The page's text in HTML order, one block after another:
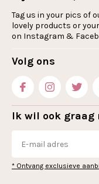
Tag us in your pics of
lovely products or
on Instagram &
Volg ons
Ik wil ook graag
* Ontvang exclusieve